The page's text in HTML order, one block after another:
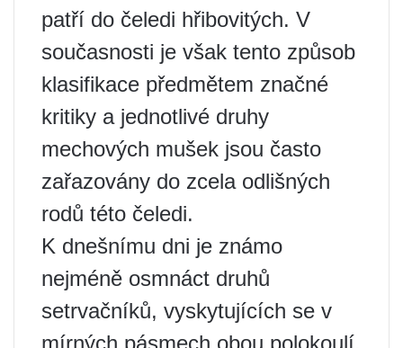
patří do čeledi hřibovitých. V
současnosti je však tento způsob
klasifikace předmětem značné
kritiky a jednotlivé druhy
mechových mušek jsou často
zařazovány do zcela odlišných
rodů této čeledi.
K dnešnímu dni je známo
nejméně osmnáct druhů
setrvačníků, vyskytujících se v
mírných pásmech obou polokoulí.